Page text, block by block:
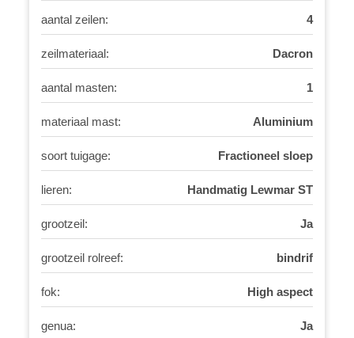
aantal zeilen: 4
zeilmateriaal: Dacron
aantal masten: 1
materiaal mast: Aluminium
soort tuigage: Fractioneel sloep
lieren: Handmatig Lewmar ST
grootzeil: Ja
grootzeil rolreef: bindrif
fok: High aspect
genua: Ja